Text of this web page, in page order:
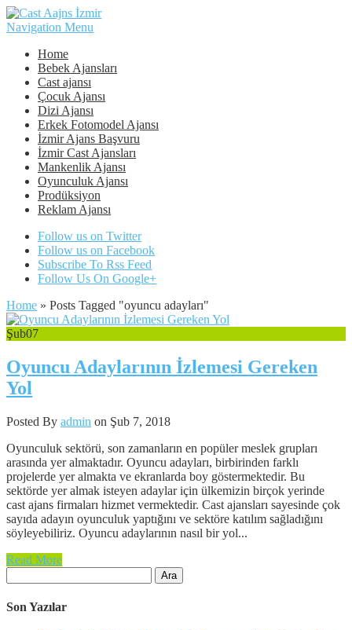
Navigation Menu
Home
Bebek Ajansları
Cast ajansı
Çocuk Ajansı
Dizi Ajansı
Erkek Fotomodel Ajansı
İzmir Ajans Başvuru
İzmir Cast Ajansları
Mankenlik Ajansı
Oyunculuk Ajansı
Prodüksiyon
Reklam Ajansı
Follow us on Twitter
Follow us on Facebook
Subscribe To Rss Feed
Follow Us On Google+
Home » Posts Tagged "oyuncu adayları"
Şub07
Oyuncu Adaylarının İzlemesi Gereken
Yol
Posted By admin on Şub 7, 2018
Oyunculuk sektörü, son zamanların en popüler meslek grupları
arasında yer almaktadır. Oyuncu adayları, birbirinden farklı
projelerde yer almakta ve ekranlarda boy göstermektedir. Bu
sektörde yer almak isteyen adaylar için ülkemizin birçok yerinde
cast ajans firmaları hizmet vermektedir. Cast ajansları sayesinde çok
sayıda adayın oyunculuk yaptığını ve sektöre katılım sağladığını
söyleyebiliriz. Oyuncu adaylarının nasıl bir yol...
Read More
Son Yazılar